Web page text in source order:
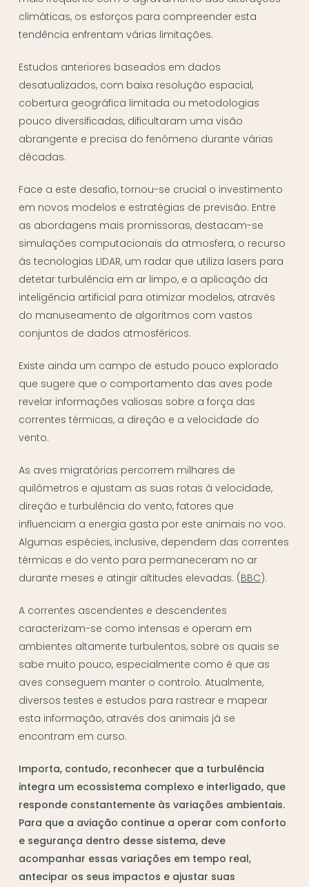
climáticas, os esforços para compreender esta
tendência enfrentam várias limitações.
Estudos anteriores baseados em dados
desatualizados, com baixa resolução espacial,
cobertura geográfica limitada ou metodologias
pouco diversificadas, dificultaram uma visão
abrangente e precisa do fenómeno durante várias
décadas.
Face a este desafio, tornou-se crucial o investimento
em novos modelos e estratégias de previsão. Entre
as abordagens mais promissoras, destacam-se
simulações computacionais da atmosfera, o recurso
às tecnologias LIDAR, um radar que utiliza lasers para
detetar turbulência em ar limpo, e a aplicação da
inteligência artificial para otimizar modelos, através
do manuseamento de algoritmos com vastos
conjuntos de dados atmosféricos.
Existe ainda um campo de estudo pouco explorado
que sugere que o comportamento das aves pode
revelar informações valiosas sobre a força das
correntes térmicas, a direção e a velocidade do
vento.
As aves migratórias percorrem milhares de
quilômetros e ajustam as suas rotas à velocidade,
direção e turbulência do vento, fatores que
influenciam a energia gasta por este animais no voo.
Algumas espécies, inclusive, dependem das correntes
térmicas e do vento para permaneceram no ar
durante meses e atingir altitudes elevadas. (BBC).
A correntes ascendentes e descendentes
caracterizam-se como intensas e operam em
ambientes altamente turbulentos, sobre os quais se
sabe muito pouco, especialmente como é que as
aves conseguem manter o controlo. Atualmente,
diversos testes e estudos para rastrear e mapear
esta informação, através dos animais já se
encontram em curso.
Importa, contudo, reconhecer que a turbulência
integra um ecossistema complexo e interligado, que
responde constantemente às variações ambientais.
Para que a aviação continue a operar com conforto
e segurança dentro desse sistema, deve
acompanhar essas variações em tempo real,
antecipar os seus impactos e ajustar suas